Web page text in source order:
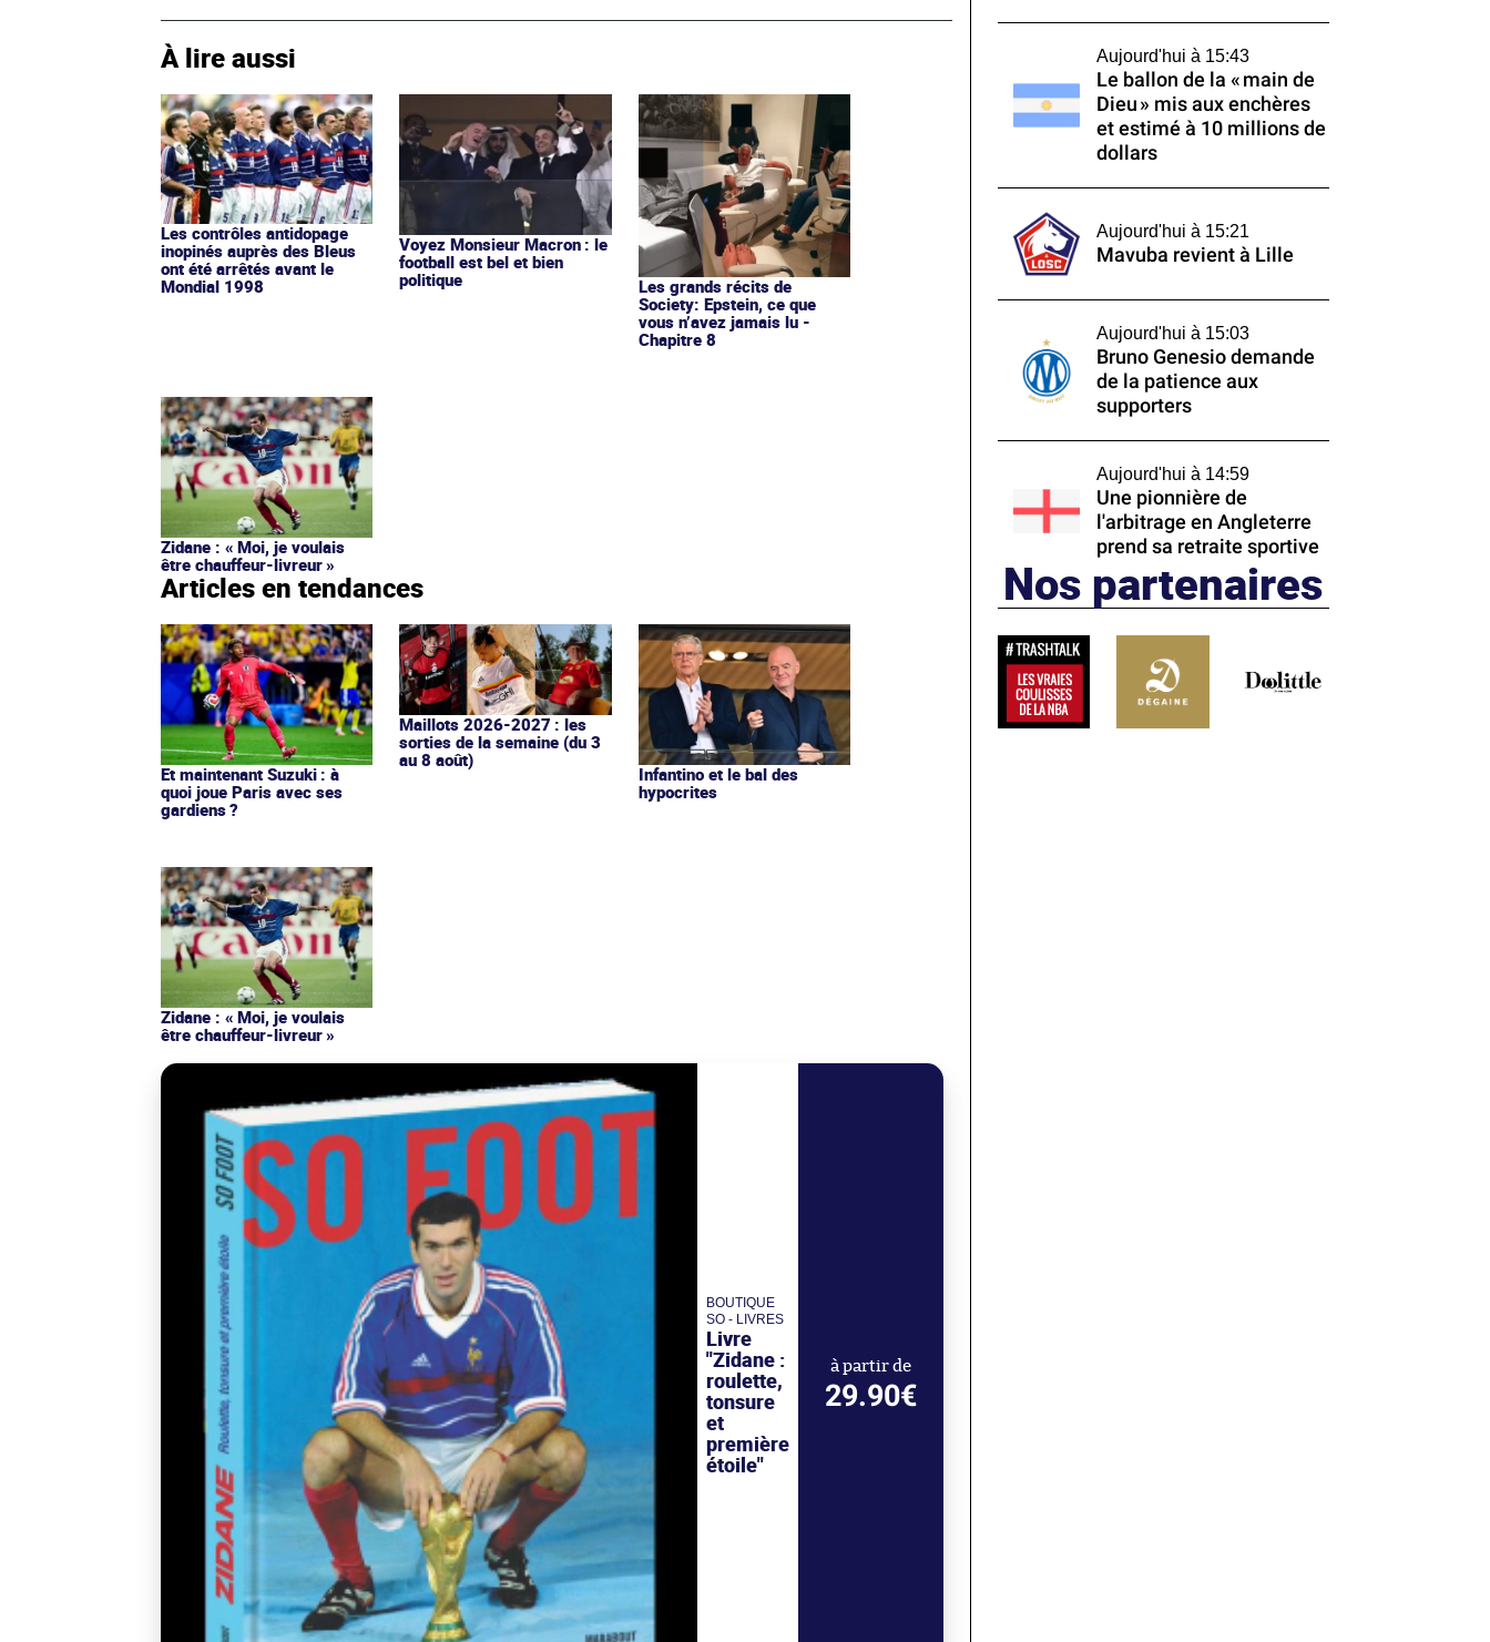
À lire aussi
Les contrôles antidopage
inopinés auprès des Bleus
ont été arrêtés avant le
Mondial 1998
Voyez Monsieur Macron : le
football est bel et bien
politique
Les grands récits de
Society: Epstein, ce que
vous n’avez jamais lu -
Chapitre 8
Zidane : « Moi, je voulais
être chauffeur-livreur »
Articles en tendances
Et maintenant Suzuki : à
quoi joue Paris avec ses
gardiens ?
Maillots 2026-2027 : les
sorties de la semaine (du 3
au 8 août)
Infantino et le bal des
hypocrites
Zidane : « Moi, je voulais
être chauffeur-livreur »
BOUTIQUE
SO - LIVRES
Livre
"Zidane :
roulette,
tonsure
et
première
étoile"
à partir de
29.90€
Aujourd'hui à 15:43
Le ballon de la « main de
Dieu » mis aux enchères
et estimé à 10 millions de
dollars
Aujourd'hui à 15:21
Mavuba revient à Lille
Aujourd'hui à 15:03
Bruno Genesio demande
de la patience aux
supporters
Aujourd'hui à 14:59
Une pionnière de
l'arbitrage en Angleterre
prend sa retraite sportive
Nos partenaires